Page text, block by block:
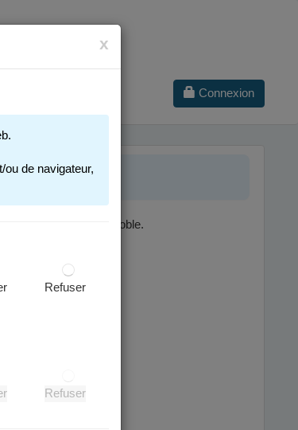
Connexion
publique de Grenoble.
:
x
de navigateur,
Refuser
Refuser